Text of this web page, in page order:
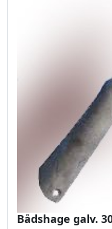
Bådshage galv.